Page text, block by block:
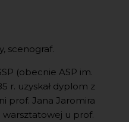
scenograf.
(obecnie ASP im.
r. uzyskał dyplom z
prof. Jana Jaromira
warsztatowej u prof.